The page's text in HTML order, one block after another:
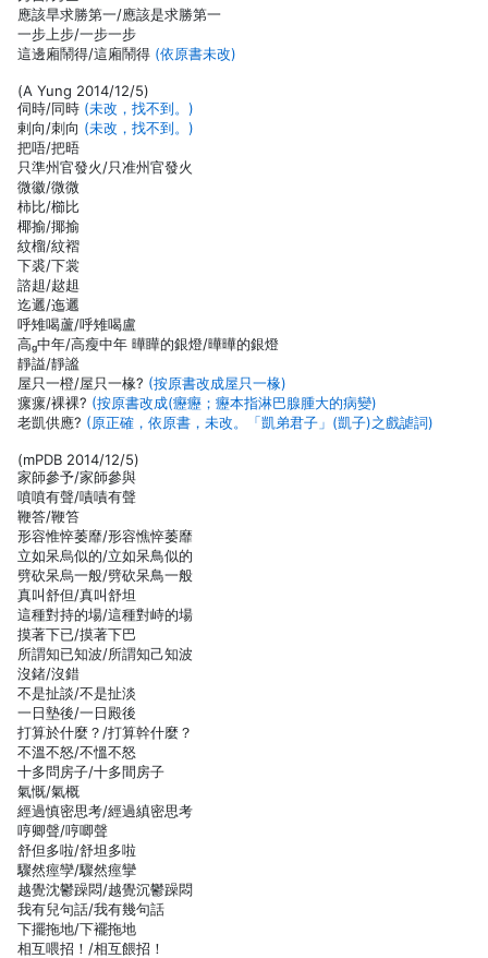
應該旱求勝第一/應該是求勝第一
一步上步/一步一步
這邊廂鬧得/這廂鬧得 (依原書未改)
(A Yung 2014/12/5)
伺時/同時 (未改，找不到。)
剌向/刺向 (未改，找不到。)
把唔/把晤
只準州官發火/只准州官發火
微徽/微微
柿比/櫛比
椰揄/揶揄
紋榴/紋褶
下裘/下裳
諮趄/趑趄
迄邐/迤邐
呼雉喝蘆/呼雉喝盧
高中年/高瘦中年 曄瞱的銀燈/曄曄的銀燈
靜謚/靜謐
屋只一橙/屋只一椽? (按原書改成屋只一椽)
瘰瘰/裸裸? (按原書改成(癧癧；癧本指淋巴腺腫大的病變)
老凱供應? (原正確，依原書，未改。「凱弟君子」(凱子)之戲謔詞)
(mPDB 2014/12/5)
家師參予/家師參與
噴噴有聲/嘖嘖有聲
鞭答/鞭笞
形容惟悴萎靡/形容憔悴萎靡
立如呆烏似的/立如呆鳥似的
劈砍呆烏一般/劈砍呆鳥一般
真叫舒但/真叫舒坦
這種對持的場/這種對峙的場
摸著下已/摸著下巴
所謂知已知波/所謂知己知波
沒鍺/沒錯
不是扯談/不是扯淡
一日墊後/一日殿後
打算於什麼？/打算幹什麼？
不溫不怒/不慍不怒
十多問房子/十多間房子
氣慨/氣概
經過慎密思考/經過縝密思考
哼卿聲/哼唧聲
舒但多啦/舒坦多啦
驟然痙孿/驟然痙攣
越覺沈鬱躁悶/越覺沉鬱躁悶
我有兒句話/我有幾句話
下擺拖地/下襬拖地
相互喂招！/相互餵招！